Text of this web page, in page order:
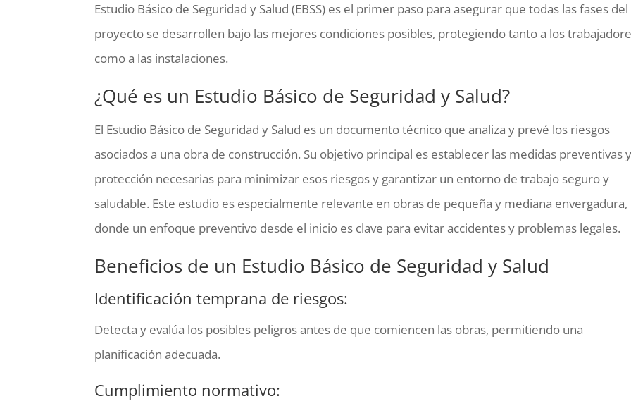
Estudio Básico de Seguridad y Salud (EBSS) es el primer paso para asegurar que todas las fases del
proyecto se desarrollen bajo las mejores condiciones posibles, protegiendo tanto a los
como a las instalaciones.
¿Qué es un Estudio Básico de Seguridad y Salud?
El Estudio Básico de Seguridad y Salud es un documento técnico que analiza y prevé los riesgos
asociados a una obra de construcción. Su objetivo principal es establecer las medidas preventivas
protección necesarias para minimizar esos riesgos y garantizar un entorno de trabajo seguro y
saludable. Este estudio es especialmente relevante en obras de pequeña y mediana envergadura,
donde un enfoque preventivo desde el inicio es clave para evitar accidentes y problemas legales.
Beneficios de un Estudio Básico de Seguridad y Salud
Identificación temprana de riesgos:
Detecta y evalúa los posibles peligros antes de que comiencen las obras, permitiendo una
planificación adecuada.
Cumplimiento normativo: